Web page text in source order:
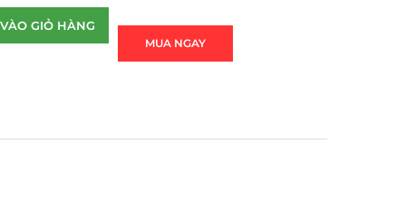
GIỎ HÀNG
MUA NGAY